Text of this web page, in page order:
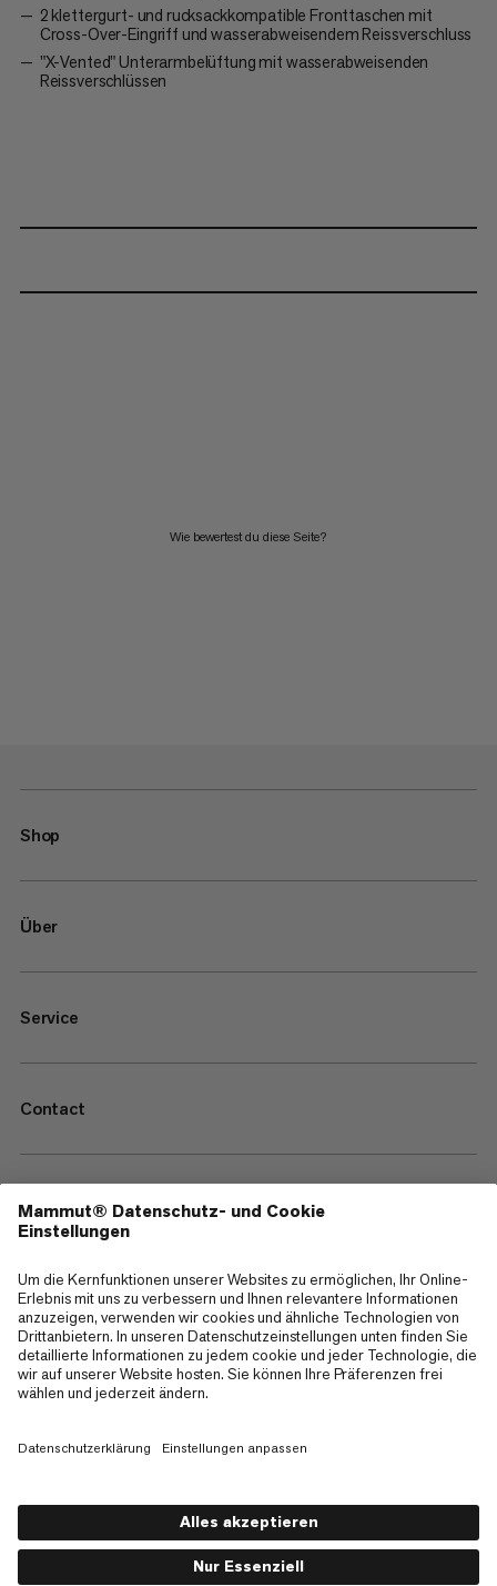
2 klettergurt- und rucksackkompatible Fronttaschen mit
Cross-Over-Eingriff und wasserabweisendem Reissverschluss
"X-Vented" Unterarmbelüftung mit wasserabweisenden
Reissverschlüssen
Wie bewertest du diese Seite?
Shop
Über
Service
Contact
—
Sitemap
Cookies
Impressum